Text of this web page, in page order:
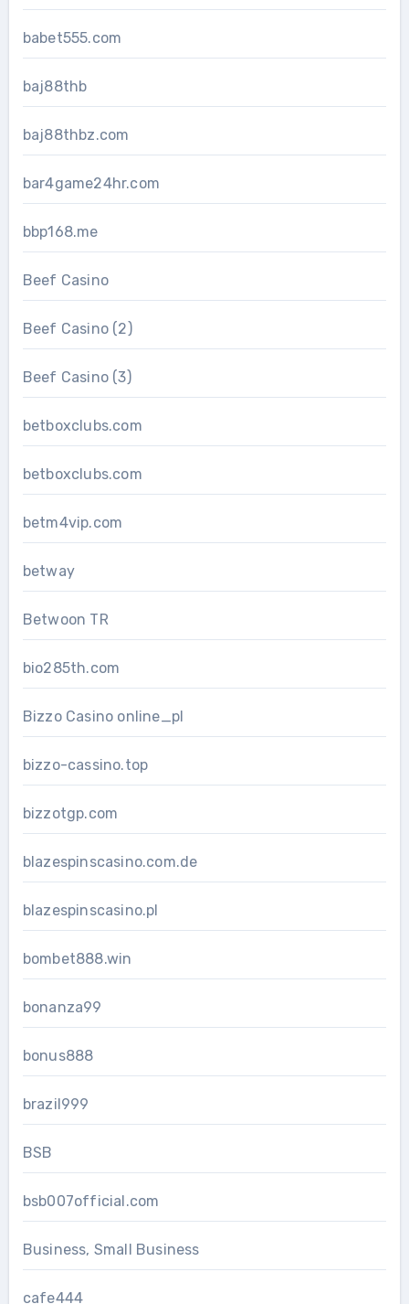
babet555.com
baj88thb
baj88thbz.com
bar4game24hr.com
bbp168.me
Beef Casino
Beef Casino (2)
Beef Casino (3)
betboxclubs.com
betboxclubs.com
betm4vip.com
betway
Betwoon TR
bio285th.com
Bizzo Casino online_pl
bizzo-cassino.top
bizzotgp.com
blazespinscasino.com.de
blazespinscasino.pl
bombet888.win
bonanza99
bonus888
brazil999
BSB
bsb007official.com
Business, Small Business
cafe444